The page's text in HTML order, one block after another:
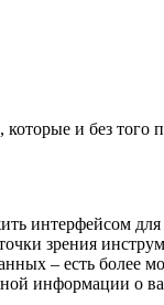
и без того
интерфейсом
зрения
– есть более
информации о